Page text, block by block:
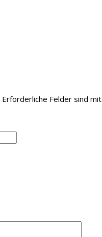
Erforderliche Felder sind mit